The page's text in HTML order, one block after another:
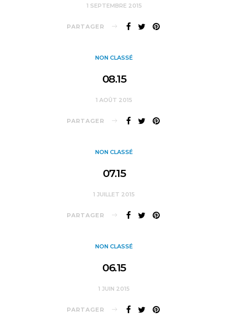
1 SEPTEMBRE 2015
PARTAGER
NON CLASSÉ
08.15
1 AOÛT 2015
PARTAGER
NON CLASSÉ
07.15
1 JUILLET 2015
PARTAGER
NON CLASSÉ
06.15
1 JUIN 2015
PARTAGER